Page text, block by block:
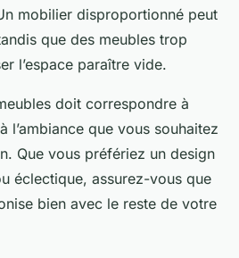
mobilier disproportionné peut
que des meubles trop
l’espace paraître vide.
doit correspondre à
l’ambiance que vous souhaitez
Que vous préfériez un design
éclectique, assurez-vous que
bien avec le reste de votre